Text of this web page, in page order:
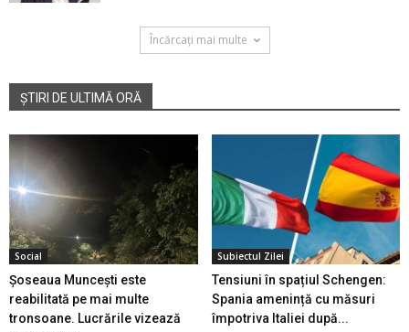
Încărcați mai multe
ȘTIRI DE ULTIMĂ ORĂ
Social
Șoseaua Muncești este
reabilitată pe mai multe
tronsoane. Lucrările vizează
Subiectul Zilei
Tensiuni în spațiul Schengen:
Spania amenință cu măsuri
împotriva Italiei după...